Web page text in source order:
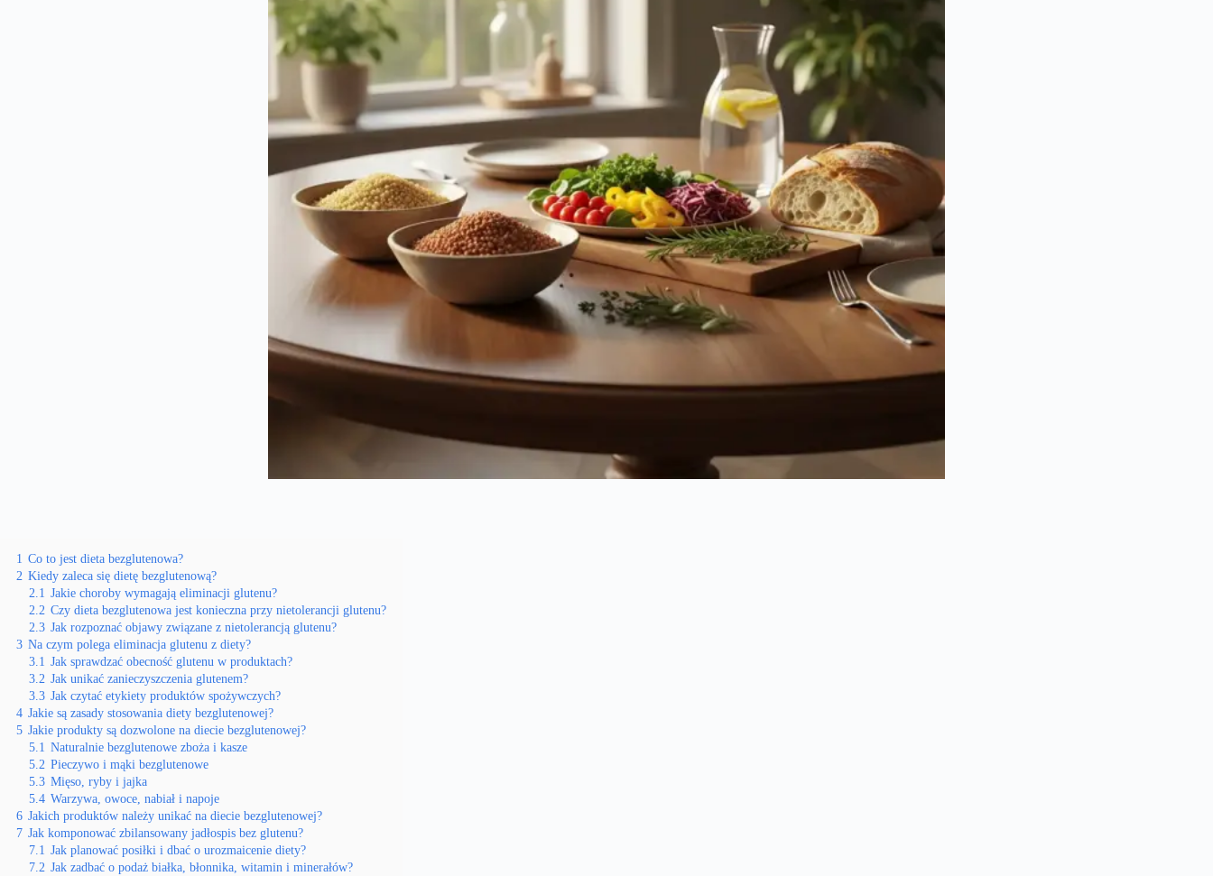
1 Co to jest dieta bezglutenowa?
2 Kiedy zaleca się dietę bezglutenową?
2.1 Jakie choroby wymagają eliminacji glutenu?
2.2 Czy dieta bezglutenowa jest konieczna przy nietolerancji glutenu?
2.3 Jak rozpoznać objawy związane z nietolerancją glutenu?
3 Na czym polega eliminacja glutenu z diety?
3.1 Jak sprawdzać obecność glutenu w produktach?
3.2 Jak unikać zanieczyszczenia glutenem?
3.3 Jak czytać etykiety produktów spożywczych?
4 Jakie są zasady stosowania diety bezglutenowej?
5 Jakie produkty są dozwolone na diecie bezglutenowej?
5.1 Naturalnie bezglutenowe zboża i kasze
5.2 Pieczywo i mąki bezglutenowe
5.3 Mięso, ryby i jajka
5.4 Warzywa, owoce, nabiał i napoje
6 Jakich produktów należy unikać na diecie bezglutenowej?
7 Jak komponować zbilansowany jadłospis bez glutenu?
7.1 Jak planować posiłki i dbać o urozmaicenie diety?
7.2 Jak zadbać o podaż białka, błonnika, witamin i minerałów?